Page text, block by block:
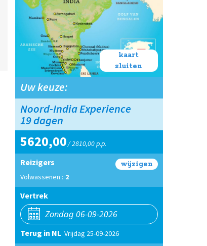
kaart
sluiten
Uw keuze:
Noord-India Experience
19 dagen
5620,00/ 2810,00 p.p.
Reizigers
Volwassenen : 2
wijzigen
Vertrek
Terug in NL Vrijdag 25-09-2026